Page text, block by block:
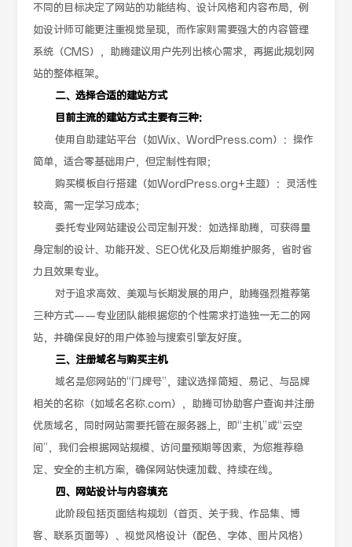
不同的目标决定了网站的功能结构、设计风格和内容布局，例
如设计师可能更注重视觉呈现，而作家则需要强大的内容管理
系统（CMS），助腾建议用户先列出核心需求，再据此规划网
站的整体框架。
二、选择合适的建站方式
目前主流的建站方式主要有三种：
使用自助建站平台（如Wix、WordPress.com）：操作
简单，适合零基础用户，但定制性有限；
购买模板自行搭建（如WordPress.org+主题）：灵活性
较高，需一定学习成本；
委托专业网站建设公司定制开发：如选择助腾，可获得量
身定制的设计、功能开发、SEO优化及后期维护服务，省时省
力且效果专业。
对于追求高效、美观与长期发展的用户，助腾强烈推荐第
三种方式——专业团队能根据您的个性需求打造独一无二的网
站，并确保良好的用户体验与搜索引擎友好度。
三、注册域名与购买主机
域名是您网站的“门牌号”，建议选择简短、易记、与品牌
相关的名称（如域名名称.com），助腾可协助客户查询并注册
优质域名，同时网站需要托管在服务器上，即“主机”或“云空
间”，我们会根据网站规模、访问量预期等因素，为您推荐稳
定、安全的主机方案，确保网站快速加载、持续在线。
四、网站设计与内容填充
此阶段包括页面结构规划（首页、关于我、作品集、博
客、联系页面等）、视觉风格设计（配色、字体、图片风格）